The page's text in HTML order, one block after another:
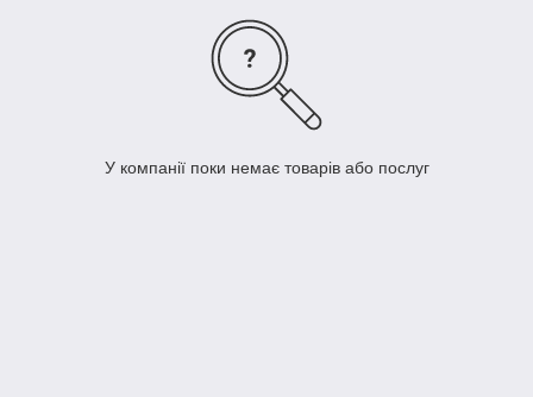
У компанії поки немає товарів або послуг